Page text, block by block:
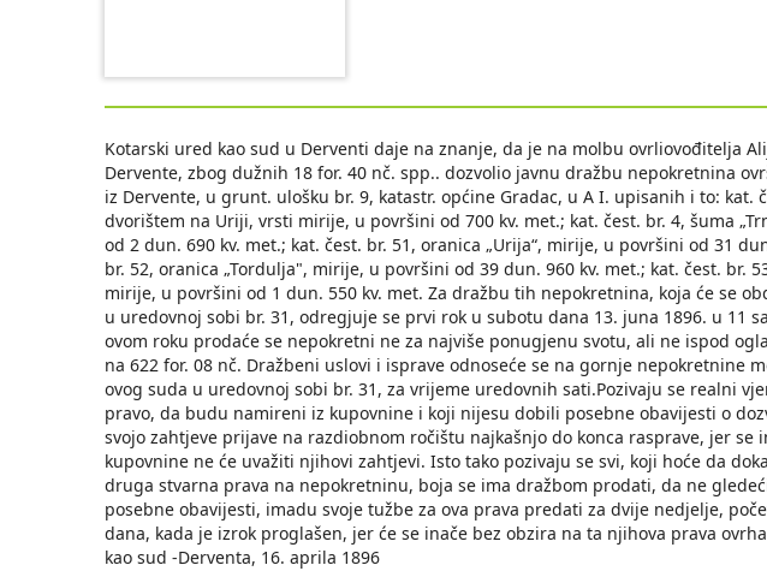
Kotarski ured kao sud u Derventi daje na znanje, da je na molbu ovrliovođitelja
Dervente, zbog dužnih 18 for. 40 nč. spp.. dozvolio javnu dražbu nepokretnina
iz Dervente, u grunt. ulošku br. 9, katastr. općine Gradac, u A I. upisanih i to: kat.
dvorištem na Uriji, vrsti mirije, u površini od 700 kv. met.; kat. čest. br. 4, šuma
od 2 dun. 690 kv. met.; kat. čest. br. 51, oranica „Urija“, mirije, u površini od 31
br. 52, oranica „Tordulja", mirije, u površini od 39 dun. 960 kv. met.; kat. čest. br.
mirije, u površini od 1 dun. 550 kv. met. Za dražbu tih nepokretnina, koja će se
u uredovnoj sobi br. 31, odregjuje se prvi rok u subotu dana 13. juna 1896. u 11
ovom roku prodaće se nepokretni ne za najviše ponugjenu svotu, ali ne ispod
na 622 for. 08 nč. Dražbeni uslovi i isprave odnoseće se na gornje nepokretnine
ovog suda u uredovnoj sobi br. 31, za vrijeme uredovnih sati.Pozivaju se realni
pravo, da budu namireni iz kupovnine i koji nijesu dobili posebne obavijesti o
svojo zahtjeve prijave na razdiobnom ročištu najkašnjo do konca rasprave, jer se
kupovnine ne će uvažiti njihovi zahtjevi. Isto tako pozivaju se svi, koji hoće da
druga stvarna prava na nepokretninu, boja se ima dražbom prodati, da ne
posebne obavijesti, imadu svoje tužbe za ova prava predati za dvije nedjelje,
dana, kada je izrok proglašen, jer će se inače bez obzira na ta njihova prava
kao sud -Derventa, 16. aprila 1896